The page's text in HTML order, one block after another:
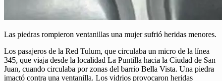
Las piedras rompieron ventanillas una mujer sufrió heridas menores.
Los pasajeros de la Red Tulum, que circulaba un micro de la línea
345, que viaja desde la localidad La Puntilla hacia la Ciudad de San
Juan, cuando circulaba por zonas del barrio Bella Vista. Una piedra
imactó contra una ventanilla. Los vidrios provocaron heridas